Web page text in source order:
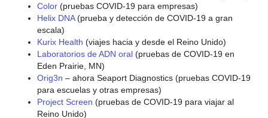
Color (pruebas COVID-19 para empresas)
Helix DNA(prueba y detección de COVID-19 a gran
escala)
Kurix Health (viajes hacia y desde el Reino Unido)
Laboratorios de ADN oral (pruebas de COVID-19 en
Eden Prairie, MN)
Orig3n – ahora Seaport Diagnostics (pruebas COVID-19
para escuelas y otras empresas)
Project Screen (pruebas de COVID-19 para viajar al
Reino Unido)